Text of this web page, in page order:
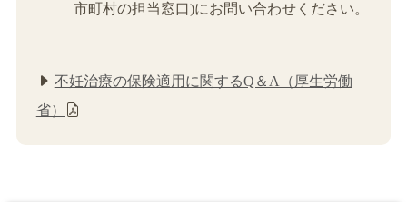
市町村の担当窓口)にお問い合わせください。
不妊治療の保険適用に関するQ＆A（厚生労働
省）